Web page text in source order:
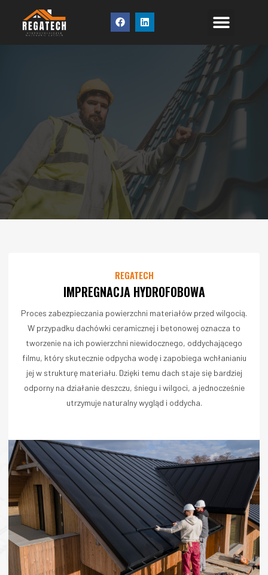
REGATECH
IMPREGNACJA HYDROFOBOWA
Proces zabezpieczania powierzchni materiałów przed wilgocią.
W przypadku dachówki ceramicznej i betonowej oznacza to
tworzenie na ich powierzchni niewidocznego, oddychającego
filmu, który skutecznie odpycha wodę i zapobiega wchłanianiu
jej w strukturę materiału. Dzięki temu dach staje się bardziej
odporny na działanie deszczu, śniegu i wilgoci, a jednocześnie
utrzymuje naturalny wygląd i oddycha.